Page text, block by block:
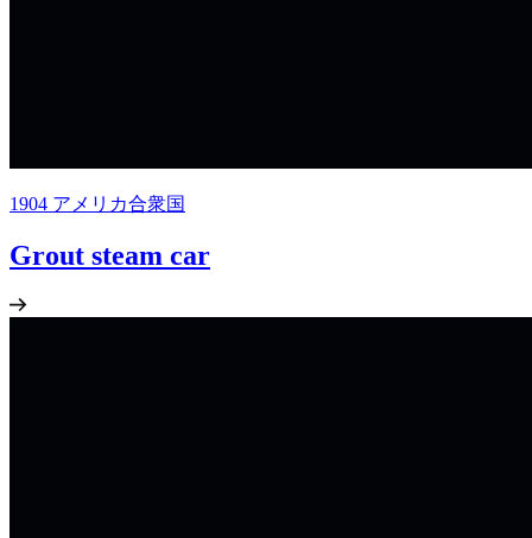
1904 アメリカ合衆国
Grout steam car